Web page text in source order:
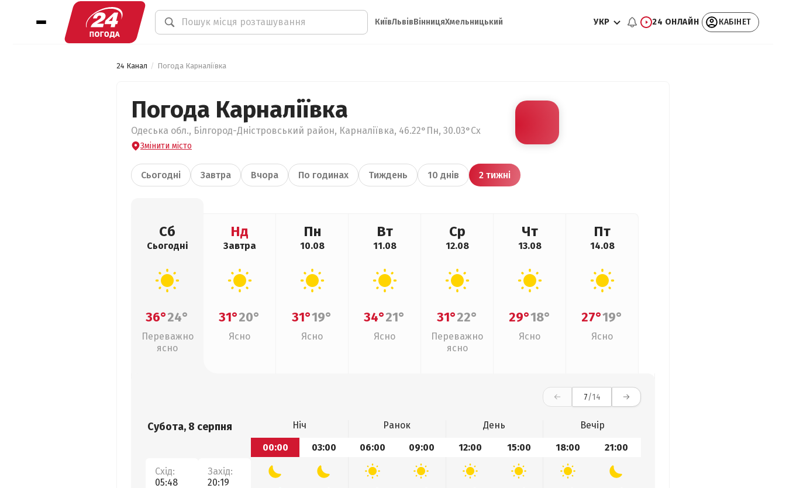
КиївЛьвівВінницяХмельницький УКР 24 ОНЛАЙН КАБІНЕТ
24 Канал Погода Карналіївка
Погода Карналіївка
Одеська обл., Білгород-Дністровський район, Карналіївка, 46.22°Пн, 30.03°Сх
Змінити місто
Сьогодні Завтра Вчора По годинах Тиждень 10 днів 2 тижні
Сб
Сьогодні
36°24°
Переважно
ясно
Нд
Завтра
31°20°
Ясно
Пн
10.08
31°19°
Ясно
Вт
11.08
34°21°
Ясно
Ср
12.08
31°22°
Переважно
ясно
Чт
13.08
29°18°
Ясно
Пт
14.08
27°19°
Ясно
7/14
Субота, 8 серпня
Схід:
05:48
Захід:
20:19
Ніч Ранок День
Вечір
00:00
03:00 06:00 09:00 12:00 15:00 18:00 21:00